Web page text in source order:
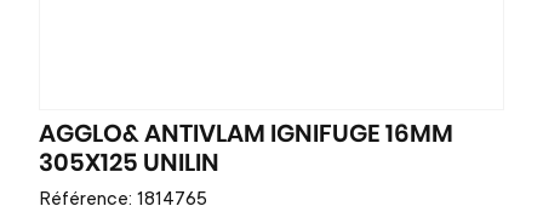
AGGLO& ANTIVLAM IGNIFUGE 16MM
305X125 UNILIN
Référence: 1814765